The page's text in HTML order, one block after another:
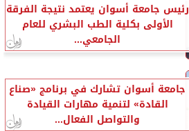
رئيس جامعة أسوان يعتمد نتيجة الفرقة
الأولى بكلية الطب البشري للعام
الجامعي...
جامعة أسوان تشارك في برنامج «صناع
القادة» لتنمية مهارات القيادة
والتواصل الفعال...